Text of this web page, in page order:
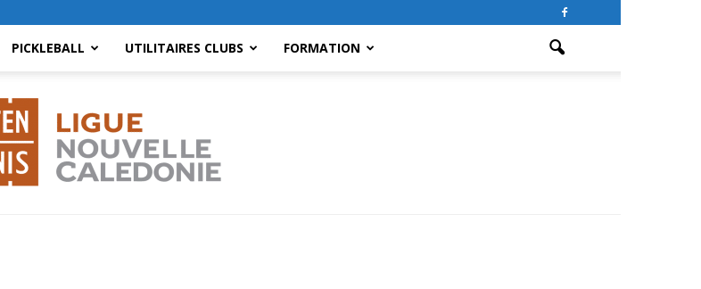
PICKLEBALL UTILITAIRES CLUBS FORMATION